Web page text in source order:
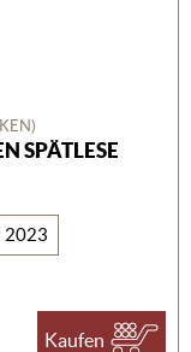
SPÄTLESE
2023
Kaufen